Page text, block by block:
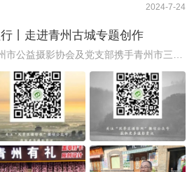
2024-7-24
丨走进青州古城专题创作